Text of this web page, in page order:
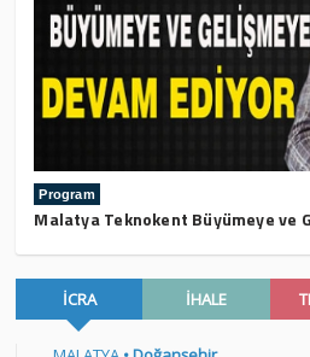
Program
Malatya Teknokent Büyümeye ve